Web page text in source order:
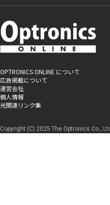
OPTRONICS ONLINE について
広告掲載について
運営会社
個人情報
光関連リンク集
Copyright (C) 2025 The Optronics Co.,